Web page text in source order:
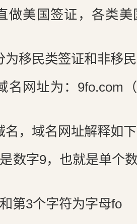
做美国签证，各类
为移民类签证和非移
名网址为：9fo.com
名，域名网址解释如
数字9，也就是单个
第3个字符为字母fo